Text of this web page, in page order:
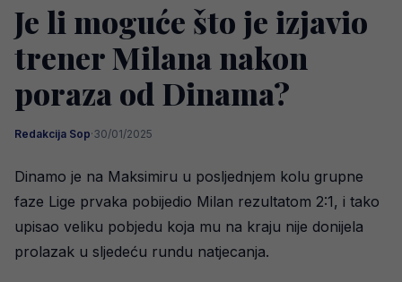
Je li moguće što je izjavio
trener Milana nakon
poraza od Dinama?
Redakcija Sop·30/01/2025
Dinamo je na Maksimiru u posljednjem kolu grupne
faze Lige prvaka pobijedio Milan rezultatom 2:1, i tako
upisao veliku pobjedu koja mu na kraju nije donijela
prolazak u sljedeću rundu natjecanja.